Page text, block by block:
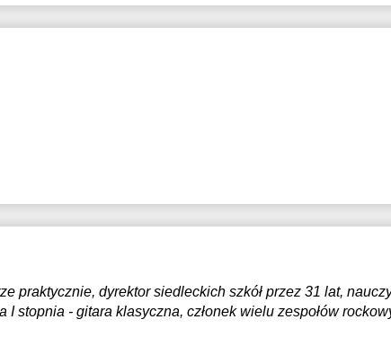
praktycznie, dyrektor siedleckich szkół przez 31 lat,
I stopnia - gitara klasyczna, członek wielu zespołów